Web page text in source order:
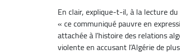
En clair, explique-t-il, à la lecture
« ce communiqué pauvre en
attachée à l’histoire des relations
violente en accusant l’Algérie de